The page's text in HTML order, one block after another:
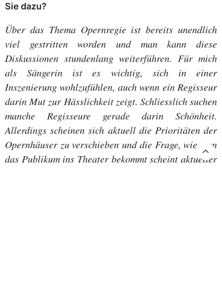
Sie dazu?
Über das Thema Opernregie ist bereits unendlich
viel gestritten worden und man kann diese
Diskussionen stundenlang weiterführen. Für mich
als Sängerin ist es wichtig, sich in einer
Inszenierung wohlzufühlen, auch wenn ein Regisseur
darin Mut zur Hässlichkeit zeigt. Schliesslich suchen
manche Regisseure gerade darin Schönheit.
Allerdings scheinen sich aktuell die Prioritäten der
Opernhäuser zu verschieben und die Frage, wie man
das Publikum ins Theater bekommt scheint aktueller